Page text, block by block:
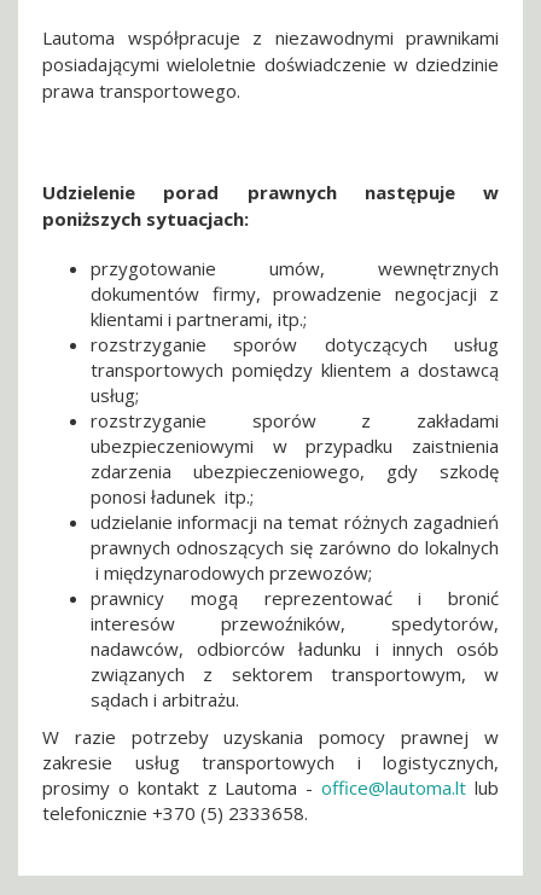
Lautoma współpracuje z niezawodnymi prawnikami
posiadającymi wieloletnie doświadczenie w dziedzinie
prawa transportowego.
Udzielenie porad prawnych następuje w
poniższych sytuacjach:
przygotowanie umów, wewnętrznych
dokumentów firmy, prowadzenie negocjacji z
klientami i partnerami, itp.;
rozstrzyganie sporów dotyczących usług
transportowych pomiędzy klientem a dostawcą
usług;
rozstrzyganie sporów z zakładami
ubezpieczeniowymi w przypadku zaistnienia
zdarzenia ubezpieczeniowego, gdy szkodę
ponosi ładunek itp.;
udzielanie informacji na temat różnych zagadnień
prawnych odnoszących się zarówno do lokalnych
i międzynarodowych przewozów;
prawnicy mogą reprezentować i bronić
interesów przewoźników, spedytorów,
nadawców, odbiorców ładunku i innych osób
związanych z sektorem transportowym, w
sądach i arbitrażu.
W razie potrzeby uzyskania pomocy prawnej w
zakresie usług transportowych i logistycznych,
prosimy o kontakt z Lautoma -office@lautoma.lt lub
telefonicznie +370 (5) 2333658.